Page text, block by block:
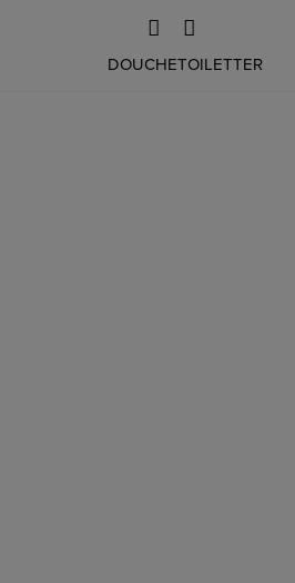
DOUCHETOILETTER